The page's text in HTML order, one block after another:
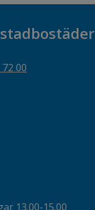
00
13.00-15.00